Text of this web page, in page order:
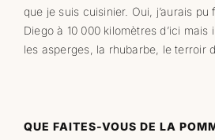
que je suis cuisinier. Oui, j’aurais
Diego à 10 000 kilomètres d’ici mais
les asperges, la rhubarbe, le terroir
QUE FAITES-VOUS DE LA